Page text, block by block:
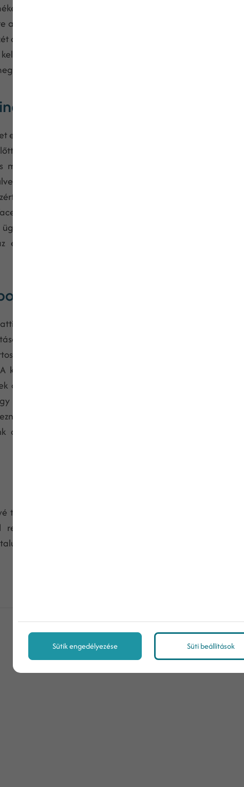
szolgáltatásainkat a közösségi oldal tagjai számára.
a
oldalon hirdetők teszik ki, de számos egyéb megjelenési
fizetnünk. Elsősorban mi is erre fektetjük a hangsúlyt,
javaslok.
marketinggel szemben
egy márka felépítésének vagy megerősítésének. Sokakban
is volt brandépítés, termékbevezetés és egyáltalán offline
mi változott? Az, hogy most már van Facebook, amit a
olyan lépéselőnybe melynek következményeként cégünk
akarjuk, nem akarjuk, a Facebookon jelen kell lenni. De
előnye a hagyományos médiával szemben az, hogy
mérést és a kétirányú kommunikációt,
legfontosabb oka annak, hogy a marketingesek
feedback
valamint motivációit cégünk termékeiről és
például az utcáról berángatott, vagy gondosan
kutatással (is) végezték. Végzik minden bizonnyal a mai
sajnos esélyük
által javítani a megelégedettséget. A Facebook óta nincs
márka visszajelzéseket kapjon termékéről a fogyasztóktól.
a Facebook felhasználókat, és ha Facebook oldalunkat
nagy valószínűséggel kérdésünkre visszajelzések
teszi az információk gyors, vírus módon törénő áramlását.
oldalt vagy csoportot, és elkezd ezekkel az
terjedni fog és méghozzá úgy, hogy ez Önnek nem kerül
Sütik engedélyezése Süti beállítások